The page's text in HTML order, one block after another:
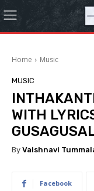
Home Music
MUSIC
WITH
By Vaishnavi
Facebook